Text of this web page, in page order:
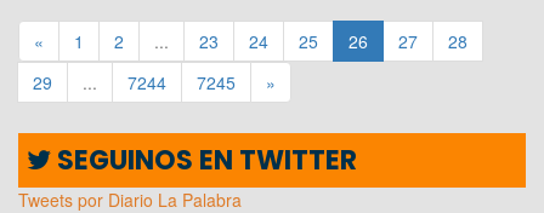
« 1 2 ... 23 24 25 26 27
28
29
... 7244 7245 »
SEGUINOS EN TWITTER
Tweets por Diario La Palabra